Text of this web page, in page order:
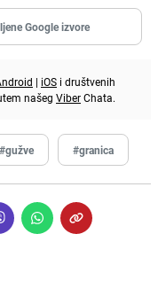
Google izvore
| iOS i društvenih
našeg ViberChata.
#gužve #granica